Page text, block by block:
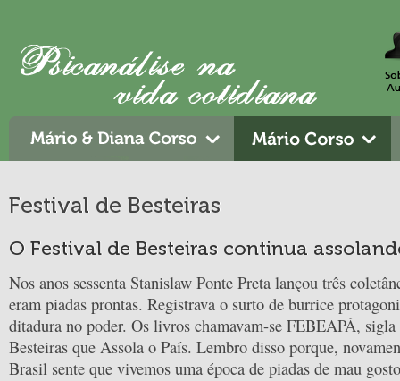
Festival de Besteiras
O Festival de Besteiras continua
Nos anos sessenta Stanislaw Ponte Preta lançou três
eram piadas prontas. Registrava o surto de burrice
ditadura no poder. Os livros chamavam-se FEBEAPÁ,
Besteiras que Assola o País. Lembro disso porque,
Brasil sente que vivemos uma época de piadas de mau